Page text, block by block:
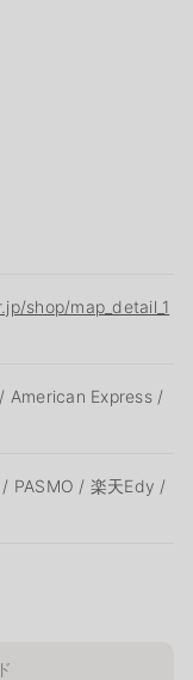
shop/map_detail_1
American Express /
PASMO / 楽天Edy /